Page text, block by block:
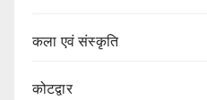
कला एवं संस्कृति
कोटद्वार